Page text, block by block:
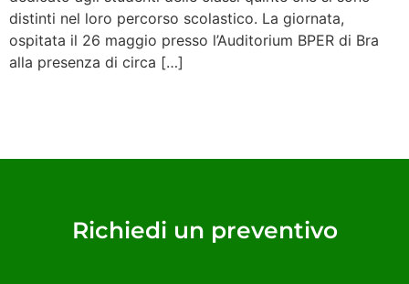
distinti nel loro percorso scolastico. La giornata,
ospitata il 26 maggio presso l’Auditorium BPER di Bra
alla presenza di circa […]
Richiedi un preventivo